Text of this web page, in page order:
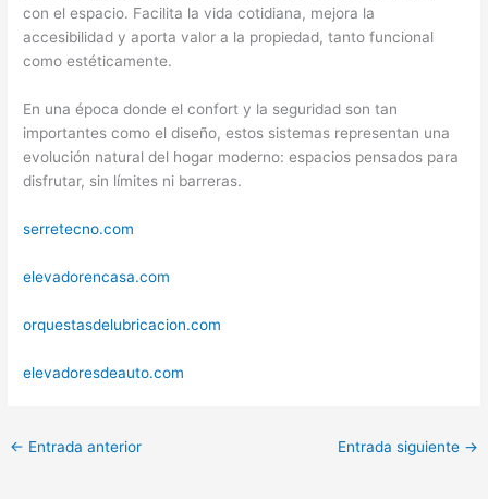
con el espacio. Facilita la vida cotidiana, mejora la
accesibilidad y aporta valor a la propiedad, tanto funcional
como estéticamente.
En una época donde el confort y la seguridad son tan
importantes como el diseño, estos sistemas representan una
evolución natural del hogar moderno: espacios pensados para
disfrutar, sin límites ni barreras.
serretecno.com
elevadorencasa.com
orquestasdelubricacion.com
elevadoresdeauto.com
← Entrada anterior Entrada siguiente →